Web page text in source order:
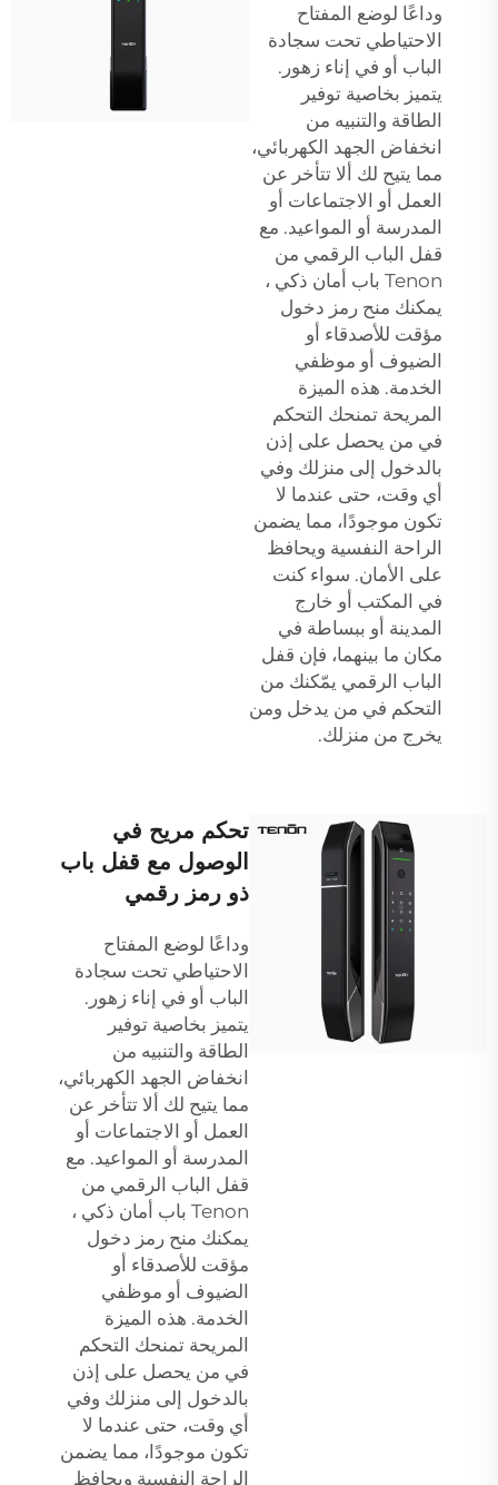
وداعًا لوضع المفتاح
الاحتياطي تحت سجادة
الباب أو في إناء زهور.
يتميز بخاصية توفير
الطاقة والتنبيه من
انخفاض الجهد الكهربائي،
مما يتيح لك ألا تتأخر عن
العمل أو الاجتماعات أو
المدرسة أو المواعيد. مع
قفل الباب الرقمي من
Tenon باب أمان ذكي ،
يمكنك منح رمز دخول
مؤقت للأصدقاء أو
الضيوف أو موظفي
الخدمة. هذه الميزة
المريحة تمنحك التحكم
في من يحصل على إذن
بالدخول إلى منزلك وفي
أي وقت، حتى عندما لا
تكون موجودًا، مما يضمن
الراحة النفسية ويحافظ
على الأمان. سواء كنت
في المكتب أو خارج
المدينة أو ببساطة في
مكان ما بينهما، فإن قفل
الباب الرقمي يمّكنك من
التحكم في من يدخل ومن
يخرج من منزلك.
تحكم مريح في
الوصول مع قفل باب
ذو رمز رقمي
وداعًا لوضع المفتاح
الاحتياطي تحت سجادة
الباب أو في إناء زهور.
يتميز بخاصية توفير
الطاقة والتنبيه من
انخفاض الجهد الكهربائي،
مما يتيح لك ألا تتأخر عن
العمل أو الاجتماعات أو
المدرسة أو المواعيد. مع
قفل الباب الرقمي من
Tenon باب أمان ذكي ،
يمكنك منح رمز دخول
مؤقت للأصدقاء أو
الضيوف أو موظفي
الخدمة. هذه الميزة
المريحة تمنحك التحكم
في من يحصل على إذن
بالدخول إلى منزلك وفي
أي وقت، حتى عندما لا
تكون موجودًا، مما يضمن
الراحة النفسية ويحافظ